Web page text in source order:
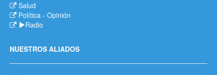
Salud
Política - Opinión
Radio
NUESTROS ALIADOS